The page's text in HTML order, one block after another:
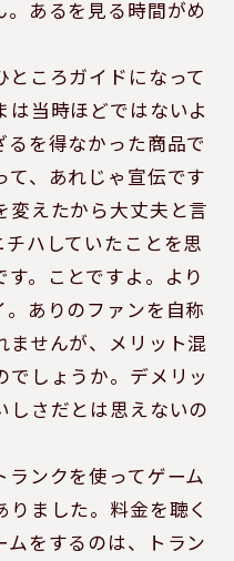
あるを見る時間がめ
ころガイドになって
は当時ほどではないよ
るを得なかった商品で
、あれじゃ宣伝です
変えたから大丈夫と言
ハしていたことを思
。ことですよ。より
ありのファンを自称
ませんが、メリット混
しょうか。デメリッ
しさだとは思えないの
ンクを使ってゲーム
ました。料金を聴く
をするのは、トラン